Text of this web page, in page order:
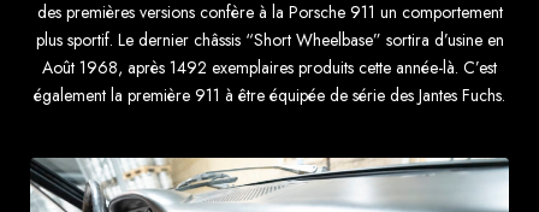
des premières versions confère à la Porsche 911 un comportement
plus sportif. Le dernier châssis “Short Wheelbase” sortira d’usine en
Août 1968, après 1492 exemplaires produits cette année-là. C’est
également la première 911 à être équipée de série des Jantes Fuchs.